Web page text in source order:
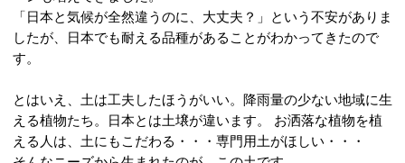
「日本と気候が全然違うのに、大丈夫？」という不安がありま
したが、日本でも耐える品種があることがわかってきたので
す。
とはいえ、土は工夫したほうがいい。降雨量の少ない地域に生
える植物たち。日本とは土壌が違います。 お洒落な植物を植
える人は、土にもこだわる・・・専門用土がほしい・・・